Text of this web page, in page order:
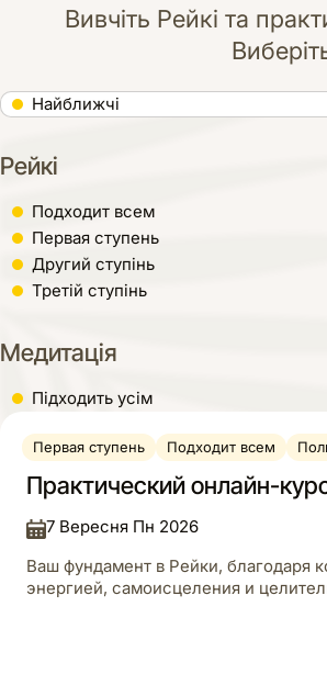
Вивчіть Рейкі та
Найближчі
Рейкі
Подходит всем
Первая ступень
Другий ступінь
Третій ступінь
Медитація
Підходить усім
Первая ступень Подходит всем
Практический онлайн-
7 Вересня Пн 2026
Ваш фундамент в Рейки, благодаря
энергией, самоисцеления и